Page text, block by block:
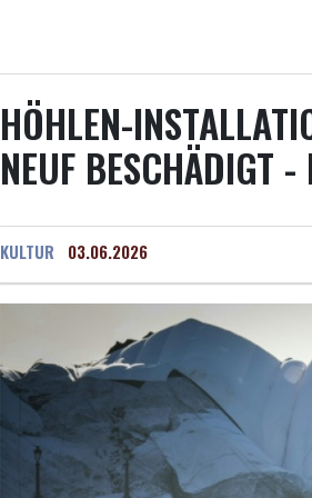
HÖHLEN-
NEUF BESCHÄDIGT -
KULTUR 03.06.2026